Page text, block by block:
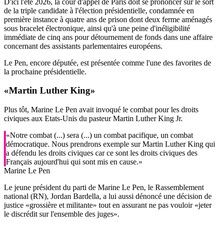
de la triple candidate à l'élection présidentielle, condamnée en
première instance à quatre ans de prison dont deux ferme aménagés
sous bracelet électronique, ainsi qu'à une peine d'inéligibilité
immédiate de cinq ans pour détournement de fonds dans une affaire
concernant des assistants parlementaires européens.
Le Pen, encore députée, est présentée comme l'une des favorites de
la prochaine présidentielle.
«Martin Luther King»
Plus tôt, Marine Le Pen avait invoqué le combat pour les droits
civiques aux Etats-Unis du pasteur Martin Luther King Jr.
«Notre combat (...) sera (...) un combat pacifique, un combat
démocratique. Nous prendrons exemple sur Martin Luther King qui
a défendu les droits civiques car ce sont les droits civiques des
Français aujourd'hui qui sont mis en cause.»
Marine Le Pen
Le jeune président du parti de Marine Le Pen, le Rassemblement
national (RN), Jordan Bardella, a lui aussi dénoncé une décision de
justice «grossière et militante» tout en assurant ne pas vouloir «jeter
le discrédit sur l'ensemble des juges».